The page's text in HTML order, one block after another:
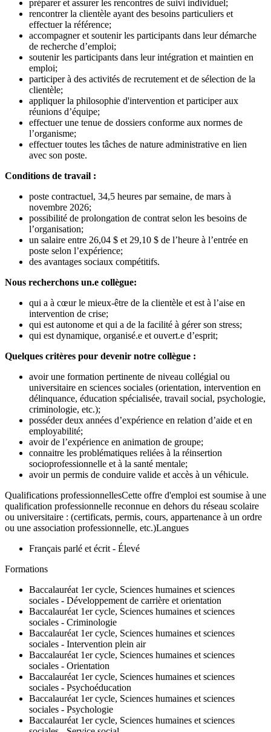
préparer et assurer les rencontres de suivi individuel;
rencontrer la clientèle ayant des besoins particuliers et
effectuer la référence;
accompagner et soutenir les participants dans leur démarche
de recherche d’emploi;
soutenir les participants dans leur intégration et maintien en
emploi;
participer à des activités de recrutement et de sélection de la
clientèle;
appliquer la philosophie d'intervention et participer aux
réunions d’équipe;
effectuer une tenue de dossiers conforme aux normes de
l’organisme;
effectuer toutes les tâches de nature administrative en lien
avec son poste.
Conditions de travail :
poste contractuel, 34,5 heures par semaine, de mars à
novembre 2026;
possibilité de prolongation de contrat selon les besoins de
l’organisation;
un salaire entre 26,04 $ et 29,10 $ de l’heure à l’entrée en
poste selon l’expérience;
des avantages sociaux compétitifs.
Nous recherchons un.e collègue:
qui a à cœur le mieux-être de la clientèle et est à l’aise en
intervention de crise;
qui est autonome et qui a de la facilité à gérer son stress;
qui est dynamique, organisé.e et ouvert.e d’esprit;
Quelques critères pour devenir notre collègue :
avoir une formation pertinente de niveau collégial ou
universitaire en sciences sociales (orientation, intervention en
délinquance, éducation spécialisée, travail social, psychologie,
criminologie, etc.);
posséder deux années d’expérience en relation d’aide et en
employabilité;
avoir de l’expérience en animation de groupe;
connaitre les problématiques reliées à la réinsertion
socioprofessionnelle et à la santé mentale;
avoir un permis de conduire valide et accès à un véhicule.
Qualifications professionnellesCette offre d'emploi est soumise à une
qualification professionnelle reconnue en dehors du réseau scolaire
ou universitaire : (certificats, permis, cours, appartenance à un ordre
ou une association professionnelle, etc.)Langues
Français parlé et écrit - Élevé
Formations
Baccalauréat 1er cycle, Sciences humaines et sciences
sociales - Développement de carrière et orientation
Baccalauréat 1er cycle, Sciences humaines et sciences
sociales - Criminologie
Baccalauréat 1er cycle, Sciences humaines et sciences
sociales - Intervention plein air
Baccalauréat 1er cycle, Sciences humaines et sciences
sociales - Orientation
Baccalauréat 1er cycle, Sciences humaines et sciences
sociales - Psychoéducation
Baccalauréat 1er cycle, Sciences humaines et sciences
sociales - Psychologie
Baccalauréat 1er cycle, Sciences humaines et sciences